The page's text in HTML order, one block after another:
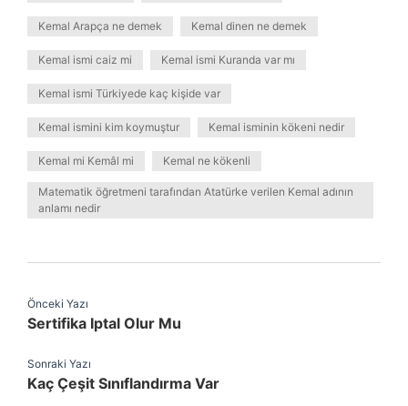
Kemal Arapça ne demek Kemal dinen ne demek
Kemal ismi caiz mi Kemal ismi Kuranda var mı
Kemal ismi Türkiyede kaç kişide var
Kemal ismini kim koymuştur Kemal isminin kökeni nedir
Kemal mi Kemâl mi Kemal ne kökenli
Matematik öğretmeni tarafından Atatürke verilen Kemal adının
anlamı nedir
Önceki Yazı
Sertifika Iptal Olur Mu
Sonraki Yazı
Kaç Çeşit Sınıflandırma Var